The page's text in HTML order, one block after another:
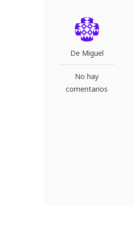
De Miguel
No hay
comentarios